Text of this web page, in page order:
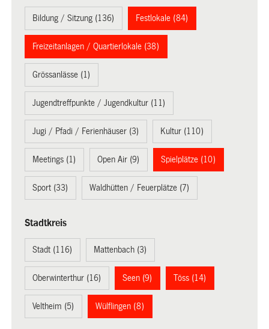
Bildung / Sitzung (136) Festlokale (84)
Freizeitanlagen / Quartierlokale (38)
Grössanlässe (1)
Jugendtreffpunkte / Jugendkultur (11)
Jugi / Pfadi / Ferienhäuser (3) Kultur (110)
Meetings (1) Open Air (9) Spielplätze (10)
Sport (33) Waldhütten / Feuerplätze (7)
Stadtkreis
Stadt (116) Mattenbach (3)
Oberwinterthur (16) Seen (9) Töss (14)
Veltheim (5) Wülflingen (8)